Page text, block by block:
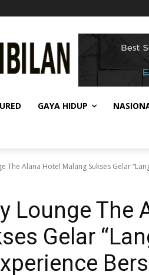
GAYA HIDUP
The Alana Hotel Malang Sukses Gelar
Lounge The
Gelar